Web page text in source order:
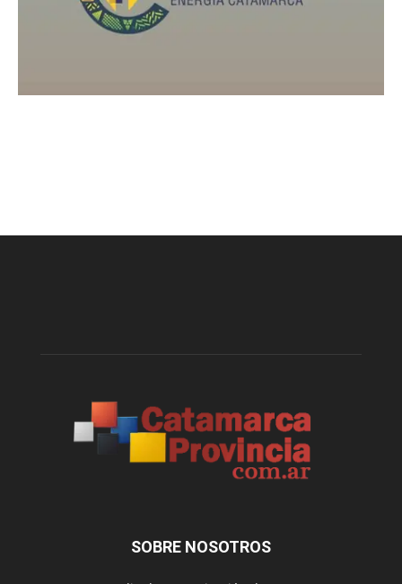
SOBRE NOSOTROS